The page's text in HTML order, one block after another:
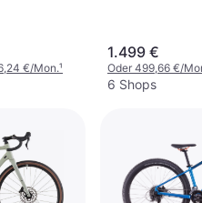
€/Mon.¹
1.499 €
Oder 499,66 €/
6 Shops